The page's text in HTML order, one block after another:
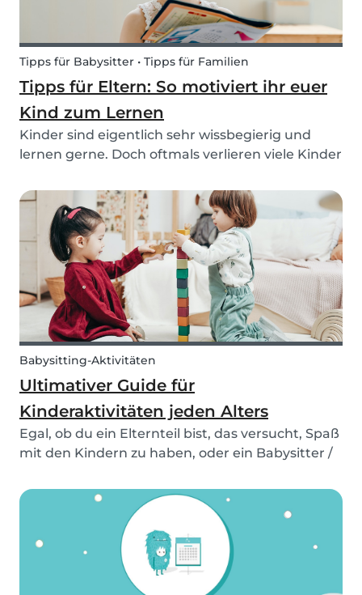
Tipps für Babysitter • Tipps für Familien
Tipps für Eltern: So motiviert ihr euer
Kind zum Lernen
Kinder sind eigentlich sehr wissbegierig und
lernen gerne. Doch oftmals verlieren viele Kinder
in vielen Fällen der Leistungsdruck. Es gibt aber
Tipps und Tricks, wie ihr euer Kind zum Lern...
Babysitting-Aktivitäten
Ultimativer Guide für
Kinderaktivitäten jeden Alters
Egal, ob du ein Elternteil bist, das versucht, Spaß
mit den Kindern zu haben, oder ein Babysitter /
deinen nächsten Babysittertermin zu
entwickeln, wir haben alles, was du brauchst!